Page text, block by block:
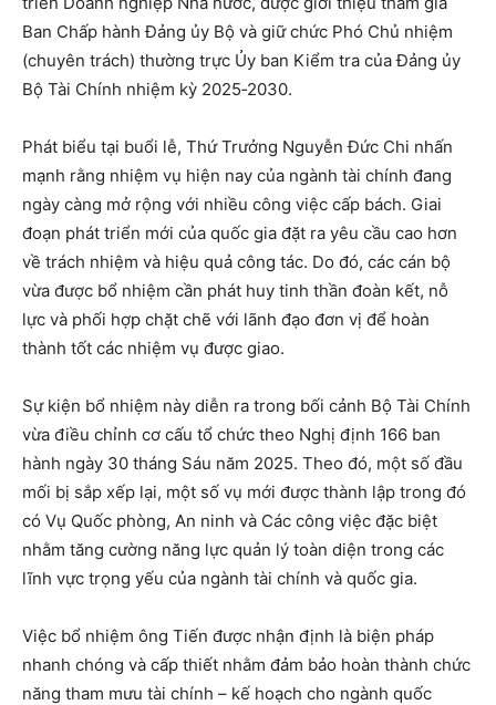
Ban Chấp hành Đảng ủy Bộ và giữ chức Phó Chủ nhiệm
(chuyên trách) thường trực Ủy ban Kiểm tra của Đảng ủy
Bộ Tài Chính nhiệm kỳ 2025‑2030.
Phát biểu tại buổi lễ, Thứ Trưởng Nguyễn Đức Chi nhấn
mạnh rằng nhiệm vụ hiện nay của ngành tài chính đang
ngày càng mở rộng với nhiều công việc cấp bách. Giai
đoạn phát triển mới của quốc gia đặt ra yêu cầu cao hơn
về trách nhiệm và hiệu quả công tác. Do đó, các cán bộ
vừa được bổ nhiệm cần phát huy tinh thần đoàn kết, nỗ
lực và phối hợp chặt chẽ với lãnh đạo đơn vị để hoàn
thành tốt các nhiệm vụ được giao.
Sự kiện bổ nhiệm này diễn ra trong bối cảnh Bộ Tài Chính
vừa điều chỉnh cơ cấu tổ chức theo Nghị định 166 ban
hành ngày 30 tháng Sáu năm 2025. Theo đó, một số đầu
mối bị sắp xếp lại, một số vụ mới được thành lập trong đó
có Vụ Quốc phòng, An ninh và Các công việc đặc biệt
nhằm tăng cường năng lực quản lý toàn diện trong các
lĩnh vực trọng yếu của ngành tài chính và quốc gia.
Việc bổ nhiệm ông Tiến được nhận định là biện pháp
nhanh chóng và cấp thiết nhằm đảm bảo hoàn thành chức
năng tham mưu tài chính – kế hoạch cho ngành quốc